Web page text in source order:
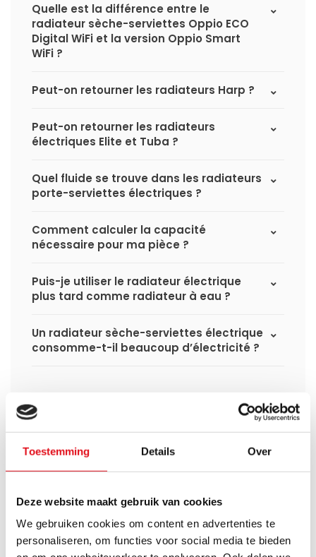
Toestemming Details Over
Deze website maakt gebruik van cookies
We gebruiken cookies om content en advertenties te
personaliseren, om functies voor social media te bieden
Quelle est la différence entre le
radiateur sèche-serviettes Oppio ECO
Digital WiFi et la version Oppio Smart
WiFi ?
Peut-on retourner les radiateurs Harp ?
Peut-on retourner les radiateurs
électriques Elite et Tuba ?
Quel fluide se trouve dans les radiateurs
porte-serviettes électriques ?
Comment calculer la capacité
nécessaire pour ma pièce ?
Puis-je utiliser le radiateur électrique
plus tard comme radiateur à eau ?
Un radiateur sèche-serviettes électrique
consomme-t-il beaucoup d’électricité ?
Avez-vous une question à propos de se produit.
Simon est heureux de vous aider et peut répondre à
toutes vos questions.
Envoyer un message
Large éventail
Délai de réflexion de 14